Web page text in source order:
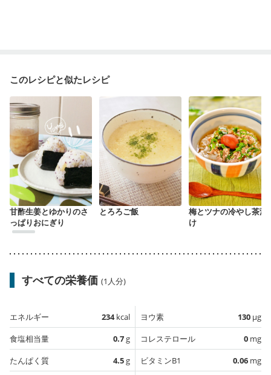
このレシピと似たレシピ
甘酢生姜とゆかりのさ
っぱりおにぎり
とろろご飯
梅とツナの冷やし茶漬
け
すべての栄養価 (1人分)
エネルギー 234kcal
食塩相当量
0.7g
たんぱく質
4.5g
ヨウ素 130 µg
コレステロール
0 mg
ビタミンB1
0.06 mg